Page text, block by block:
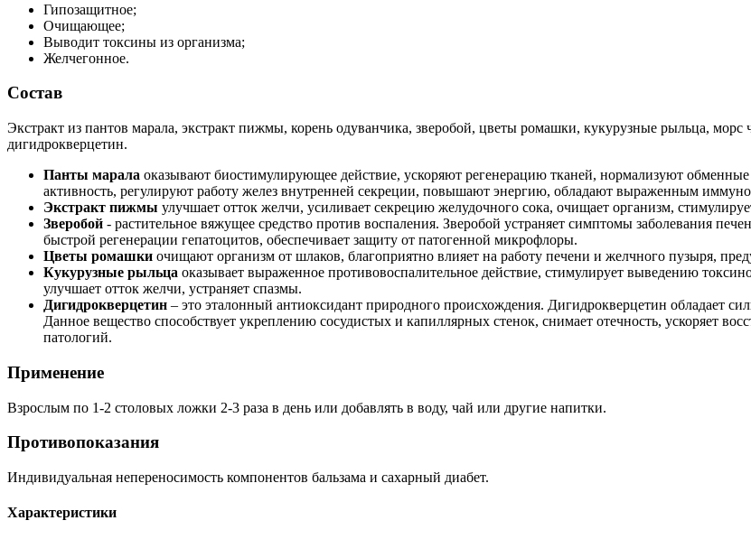
Гипозащитное;
Очищающее;
Выводит токсины из организма;
Желчегонное.
Состав
Экстракт из пантов марала, экстракт пижмы, корень одуванчика, зверобой, цветы ромашки, кукурузные рыльца,
дигидрокверцетин.
Панты марала оказывают биостимулирующее действие, ускоряют регенерацию тканей, нормализуют
активность, регулируют работу желез внутренней секреции, повышают энергию, обладают выраженным
Экстракт пижмы улучшает отток желчи, усиливает секрецию желудочного сока, очищает организм,
Зверобой - растительное вяжущее средство против воспаления. Зверобой устраняет симптомы заболевания
быстрой регенерации гепатоцитов, обеспечивает защиту от патогенной микрофлоры.
Цветы ромашки очищают организм от шлаков, благоприятно влияет на работу печени и желчного пузыря,
Кукурузные рыльца оказывает выраженное противовоспалительное действие, стимулирует выведению
улучшает отток желчи, устраняет спазмы.
Дигидрокверцетин – это эталонный антиоксидант природного происхождения. Дигидрокверцетин обладает
Данное вещество способствует укреплению сосудистых и капиллярных стенок, снимает отечность, ускоряет
патологий.
Применение
Взрослым по 1-2 столовых ложки 2-3 раза в день или добавлять в воду, чай или другие напитки.
Противопоказания
Индивидуальная непереносимость компонентов бальзама и сахарный диабет.
Характеристики